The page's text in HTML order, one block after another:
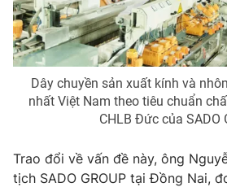
Thị trường 24h Tấm
VTV4 Vươn
VTV8
Liên hệ tòa soạn
Dây chuyền sản xuất kính và
nhất Việt Nam theo tiêu chuẩn
CHLB Đức của SADO
Trao đổi về vấn đề này, ông
tịch SADO GROUP tại Đồng Nai,